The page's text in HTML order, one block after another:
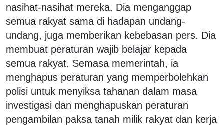
nasihat-nasihat mereka. Dia menganggap
semua rakyat sama di hadapan undang-
undang, juga memberikan kebebasan pers. Dia
membuat peraturan wajib belajar kepada
semua rakyat. Semasa memerintah, ia
menghapus peraturan yang memperbolehkan
polisi untuk menyiksa tahanan dalam masa
investigasi dan menghapuskan peraturan
pengambilan paksa tanah milik rakyat dan kerja